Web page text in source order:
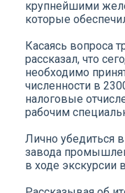
крупнейшими
которые
Касаясь вопроса
рассказал, что
необходимо
численности в
налоговые
рабочим
Лично убедиться
завода
в ходе экскурсии